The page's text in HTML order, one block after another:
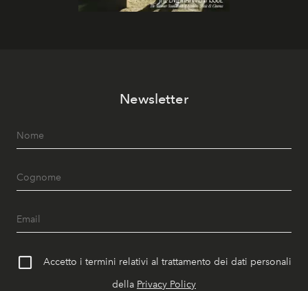
Newsletter
Accetto i termini relativi al trattamento dei dati personali
della Privacy Policy